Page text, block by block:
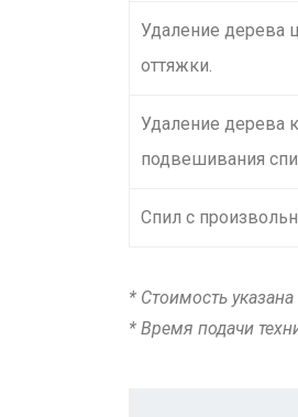
Удаление дерева
оттяжки.
Удаление дерева
подвешивания
Спил с
* Стоимость
* Время подачи